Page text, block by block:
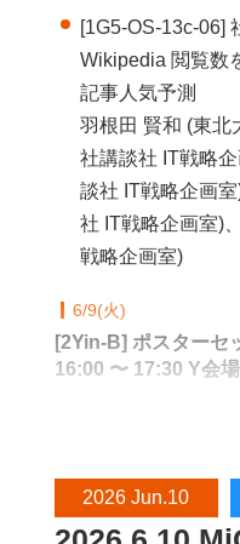
[1G5-OS-13c-06]
Wikipedia 閲覧数
記事人気予測
羽根田 賢和 (東北
社講談社 IT戦略
談社 IT戦略企画
社 IT戦略企画室)
戦略企画室)
6/9(火)
[2Yin-B] ポスターセ
16:00 〜 17:30 Y会
[2Yin-B-11] 合成
〇山内 洋輝 (朝日
社)、田口 雄哉 (
2026 Jun.10